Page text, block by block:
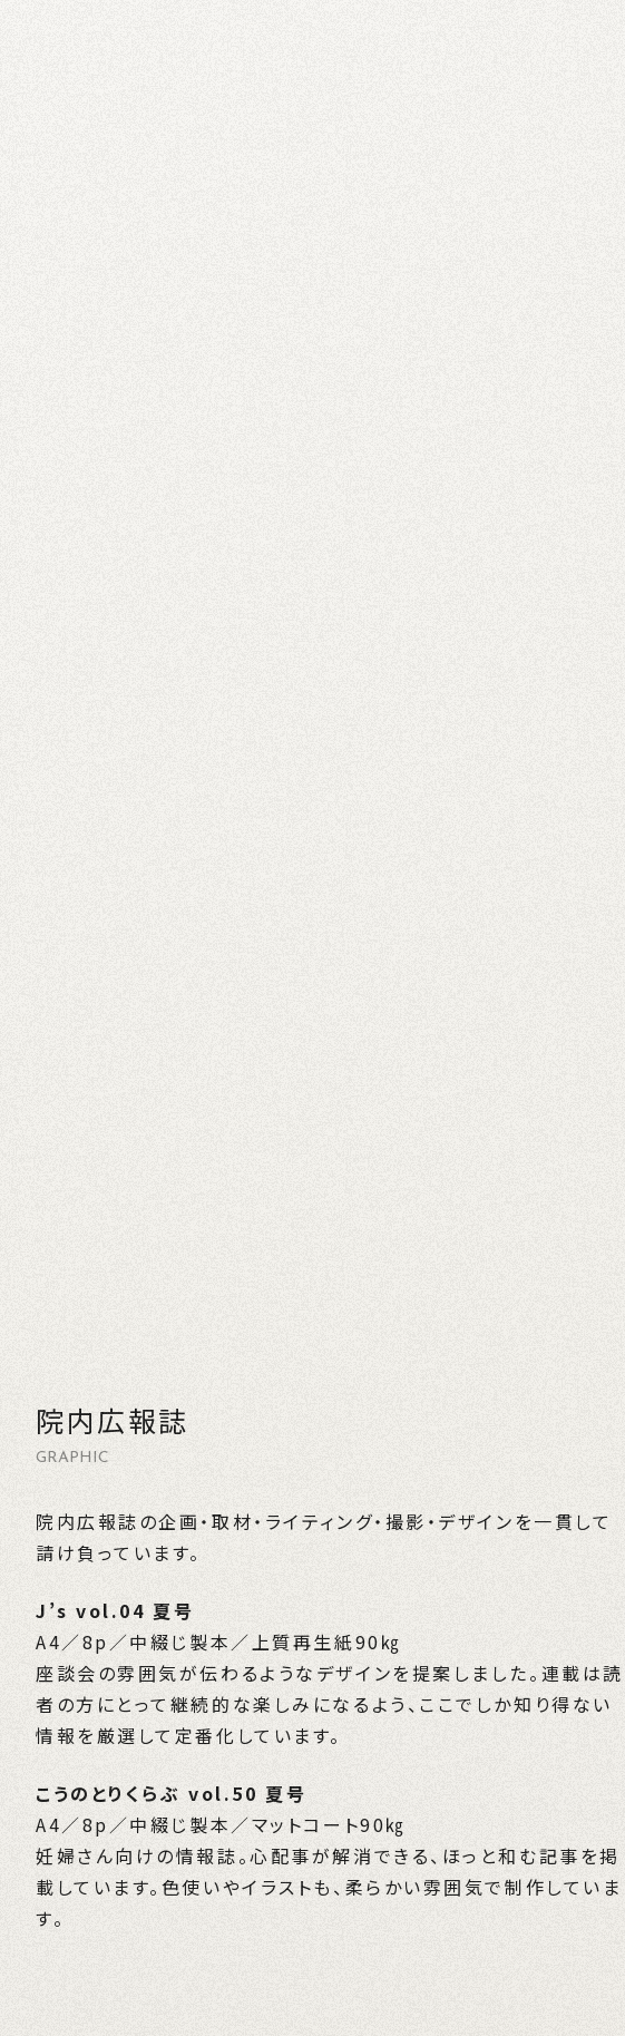
院内広報誌
GRAPHIC
院内広報誌の企画・取材・ライティング・撮影・デザインを一貫して
請け負っています。
J’s vol.04 夏号
A4／8p／中綴じ製本／上質再生紙90㎏
座談会の雰囲気が伝わるようなデザインを提案しました。連載は読
者の方にとって継続的な楽しみになるよう、ここでしか知り得ない
情報を厳選して定番化しています。
こうのとりくらぶ vol.50 夏号
A4／8p／中綴じ製本／マットコート90㎏
妊婦さん向けの情報誌。心配事が解消できる、ほっと和む記事を掲
載しています。色使いやイラストも、柔らかい雰囲気で制作していま
す。